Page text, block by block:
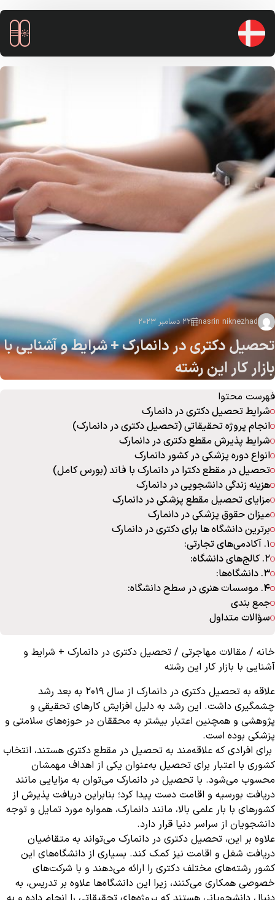
nasrin niknezhad 22 دسامبر 2023
تحصیل دکتری در دانمارک + شرایط و آشنایی با
بازار کار این رشته
فهرست محتوا
شرایط تحصیل دکتری در دانمارک
انجام پروژه تحقیقاتی (تحصیل دکتری در دانمارک)
شرایط پذیرش مقطع دکتری در دانمارک
انواع دوره پزشکی در کشور دانمارک
تحصیل در مقطع دکترا در دانمارک با فاند (بورس کامل)
هزینه زندگی دانشجویی در دانمارک
مزایای تحصیل مقطع پزشکی در دانمارک
میزان حقوق پزشکی در دانمارک
برترین دانشگاه ها برای دکتری در دانمارک
1. آکادمی‌های تجارتی:
2. کالج‌های دانشگاه:
3. دانشگاه‌ها:
4. موسسات هنری در سطح دانشگاه:
جمع بندی
سؤالات متداول
خانه / مقالات مهاجرتی / تحصیل دکتری در دانمارک + شرایط و
آشنایی با بازار کار این رشته
علاقه به تحصیل دکتری در دانمارک از سال 2019 به بعد رشد
چشمگیری داشت. این رشد به دلیل افزایش کارهای تحقیقی و
پژوهشی و همچنین اعتبار بیشتر به محققان در حوزه‌های سلامتی و
پزشکی بوده است.
برای افرادی که علاقه‌مند به تحصیل در مقطع دکتری هستند، انتخاب
کشوری با اعتبار برای تحصیل به‌عنوان یکی از اهداف مهمشان
محسوب می‌شود. با تحصیل در دانمارک می‌توان به مزایایی مانند
دریافت بورسیه و اقامت دست پیدا کرد؛ بنابراین دریافت پذیرش از
کشورهای با بار علمی بالا، مانند دانمارک، همواره مورد تمایل و توجه
دانشجویان از سراسر دنیا قرار دارد.
علاوه بر این، تحصیل دکتری در دانمارک می‌تواند به متقاضیان
دریافت شغل و اقامت نیز کمک کند. بسیاری از دانشگاه‌های این
کشور رشته‌های مختلف دکتری را ارائه می‌دهند و با شرکت‌های
خصوصی همکاری می‌کنند، زیرا این دانشگاه‌ها علاوه بر تدریس، به